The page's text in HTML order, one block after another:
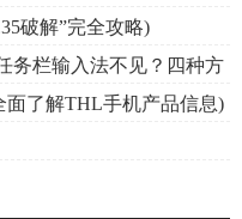
破解”完全攻略)
务栏输入法不见？四种方
了解THL手机产品信息)